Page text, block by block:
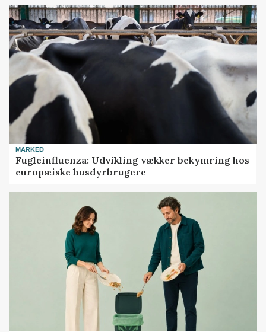
MARKED
Fugleinfluenza: Udvikling vækker bekymring hos
europæiske husdyrbrugere